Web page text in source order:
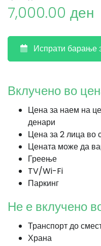
7,000.00 ден
Испрати барање
Вклучено во
Цена за наем на
денари
Цена за 2 лица во
Цената може да
Греење
TV/Wi-Fi
Паркинг
Не е вклучено
Транспорт до
Храна